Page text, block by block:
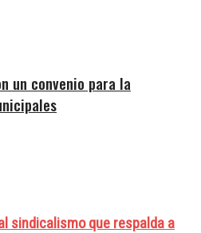
un convenio para la
sindicalismo que respalda a